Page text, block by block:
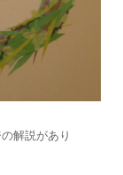
解説があり